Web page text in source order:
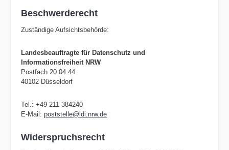
Beschwerderecht
Zuständige Aufsichtsbehörde:
Landesbeauftragte für Datenschutz und
Informationsfreiheit NRW
Postfach 20 04 44
40102 Düsseldorf
Tel.: +49 211 384240
E-Mail: poststelle@ldi.nrw.de
Widerspruchsrecht